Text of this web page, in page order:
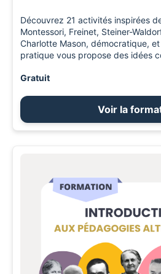
Découvrez 21 activités inspirées
Montessori, Freinet, Steiner-
Charlotte Mason, démocratique,
pratique vous propose des idées
Gratuit
Voir la